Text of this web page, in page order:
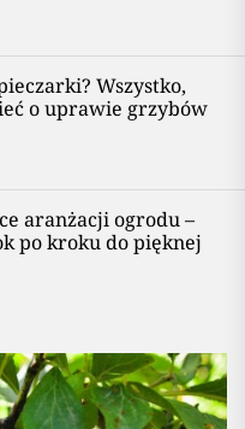
Wszystko,
o uprawie grzybów
aranżacji ogrodu –
po kroku do pięknej